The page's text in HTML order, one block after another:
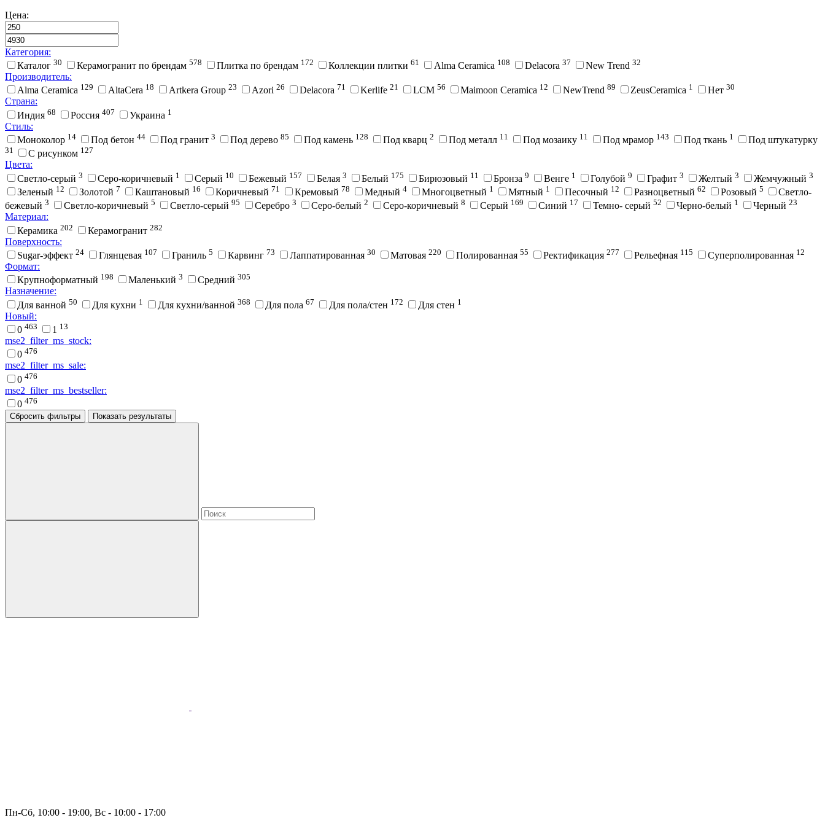
Цена:
Категория:
Каталог 30 Керамогранит по брендам 578 Плитка по брендам 172 Коллекции плитки 61 Alma Ceramica 108 Delacora 37 New Trend 32
Производитель:
Alma Ceramica 129 AltaCera 18 Artkera Group 23 Azori 26 Delacora 71 Kerlife 21 LCM 56 Maimoon Ceramica 12 NewTrend 89 ZeusCeramica 1 Нет 30
Страна:
Индия 68 Россия 407 Украина 1
Стиль:
Моноколор 14 Под бетон 44 Под гранит 3 Под дерево 85 Под камень 128 Под кварц 2 Под металл 11 Под мозаику 11 Под мрамор 143 Под ткань 1 Под штукатурку
31 С рисунком 127
Цвета:
Cветло-серый 3 Cеро-коричневый 1 Cерый 10 Бежевый 157 Белая 3 Белый 175 Бирюзовый 11 Бронза 9 Венге 1 Голубой 9 Графит 3 Желтый 3 Жемчужный 3
Зеленый 12 Золотой 7 Каштановый 16 Коричневый 71 Кремовый 78 Медный 4 Многоцветный 1 Мятный 1 Песочный 12 Разноцветный 62 Розовый 5
Светло-
бежевый 3 Светло-коричневый 5 Светло-серый 95 Серебро 3 Серо-белый 2 Серо-коричневый 8 Серый 169 Синий 17 Темно- серый 52 Черно-белый 1 Черный 23
Материал:
Керамика 202 Керамогранит 282
Поверхность:
Sugar-эффект 24 Глянцевая 107 Граниль 5 Карвинг 73 Лаппатированная 30 Матовая 220 Полированная 55 Ректификация 277 Рельефная 115 Суперполированная 12
Формат:
Крупноформатный 198 Маленький 3 Средний 305
Назначение:
Для ванной 50 Для кухни 1 Для кухни/ванной 368 Для пола 67 Для пола/стен 172 Для стен 1
Новый:
0 463 1 13
mse2_filter_ms_stock:
0 476
mse2_filter_ms_sale:
0 476
mse2_filter_ms_bestseller:
0 476
Сбросить фильтры
Показать результаты
Пн-Сб, 10:00 - 19:00, Вс - 10:00 - 17:00